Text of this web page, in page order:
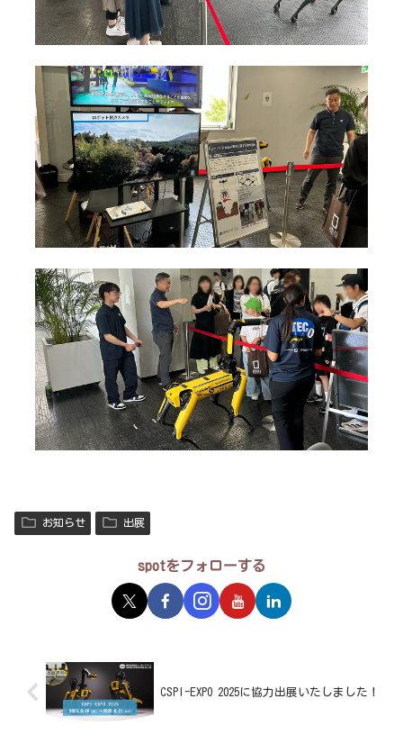
お知らせ 出展
spotをフォローする
CSPI-EXPO 2025に協力出展いたしました！